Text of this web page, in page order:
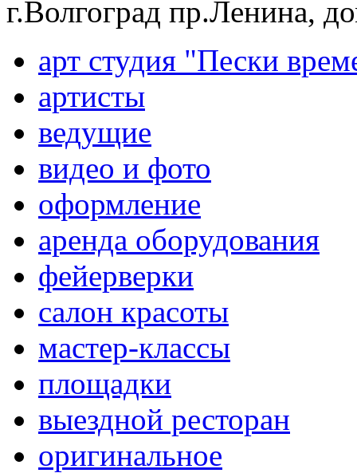
г.Волгоград пр.Ленина,
арт студия "Пески
артисты
ведущие
видео и фото
оформление
аренда оборудования
фейерверки
салон красоты
мастер-классы
площадки
выездной ресторан
оригинальное